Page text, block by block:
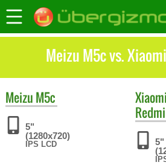
Meizu M5c vs.
Meizu M5c
5"
(1280x720)
IPS LCD
Xiaomi
5"